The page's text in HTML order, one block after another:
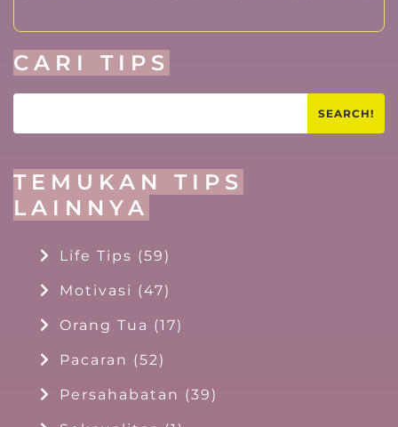
CARI TIPS
SEARCH!
TEMUKAN TIPS
LAINNYA
Life Tips (59)
Motivasi (47)
Orang Tua (17)
Pacaran (52)
Persahabatan (39)